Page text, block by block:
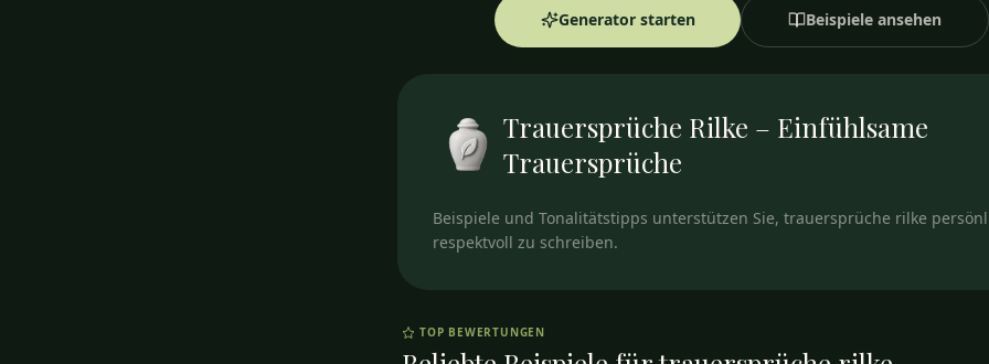
Generator starten Beispiele ansehen
Trauersprüche Rilke – Einfühlsame
Trauersprüche
Beispiele und Tonalitätstipps unterstützen Sie, trauersprüche rilke
respektvoll zu schreiben.
TOP BEWERTUNGEN